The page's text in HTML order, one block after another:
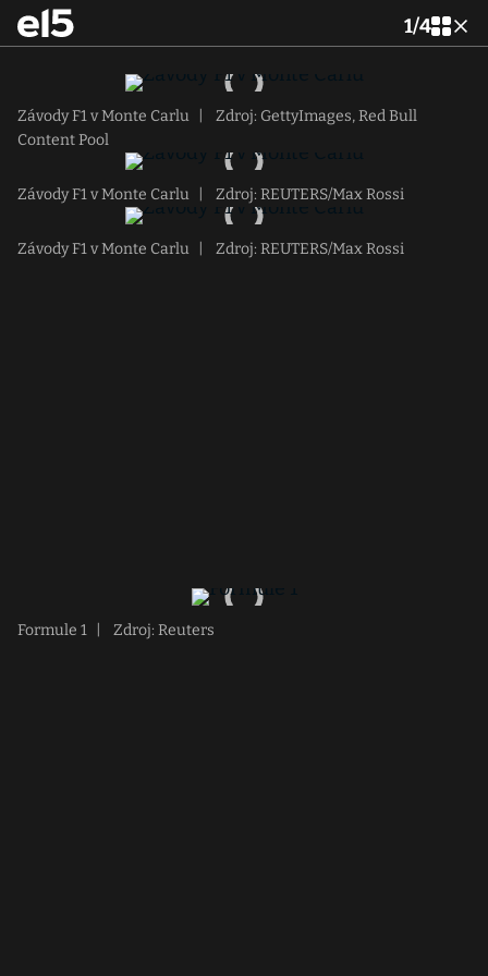
1/4
Závody F1 v Monte Carlu
Zdroj: GettyImages, Red Bull
Content Pool
Závody F1 v Monte Carlu Zdroj: REUTERS/Max Rossi
Závody F1 v Monte Carlu Zdroj: REUTERS/Max Rossi
Formule 1 Zdroj: Reuters